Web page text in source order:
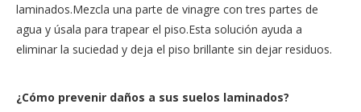
laminados.Mezcla una parte de vinagre con tres partes de
agua y úsala para trapear el piso.Esta solución ayuda a
eliminar la suciedad y deja el piso brillante sin dejar residuos.
¿Cómo prevenir daños a sus suelos laminados?